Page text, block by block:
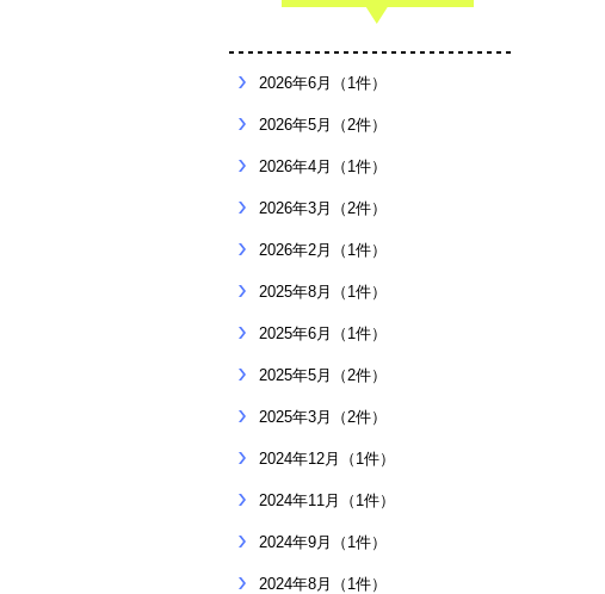
2026年6月（1件）
2026年5月（2件）
2026年4月（1件）
2026年3月（2件）
2026年2月（1件）
2025年8月（1件）
2025年6月（1件）
2025年5月（2件）
2025年3月（2件）
2024年12月（1件）
2024年11月（1件）
2024年9月（1件）
2024年8月（1件）